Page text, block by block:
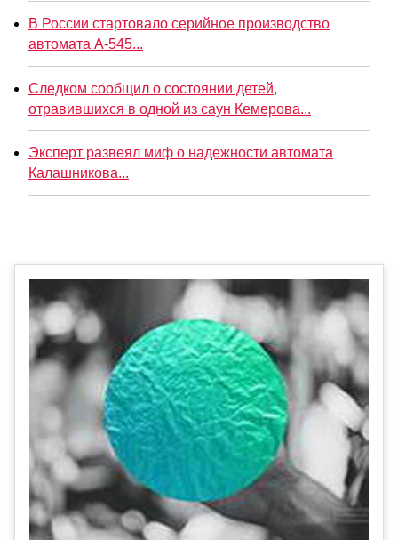
В России стартовало серийное производство
автомата А-545...
Следком сообщил о состоянии детей,
отравившихся в одной из саун Кемерова...
Эксперт развеял миф о надежности автомата
Калашникова...